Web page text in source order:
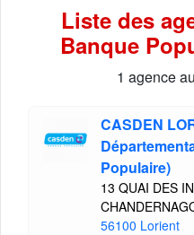
Liste des
Banque
1 agence
CASDEN
Populaire)
13 QUAI DES
56100 Lorient